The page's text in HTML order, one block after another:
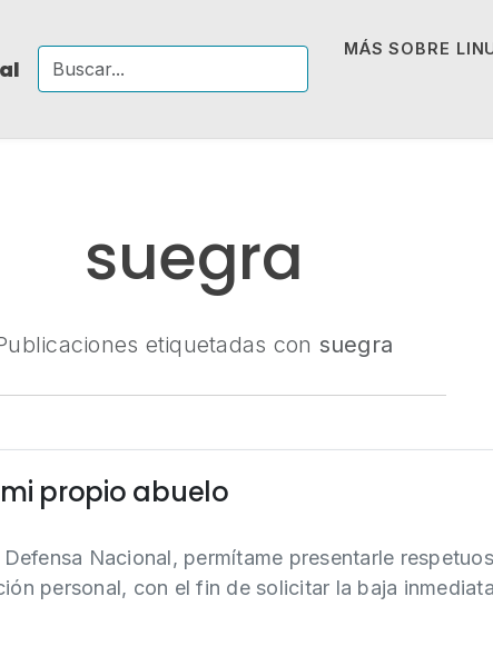
MÁS SOBRE
suegra
etiquetadas con suegra
propio abuelo
Nacional, permítame presentarle
personal, con el fin de solicitar la baja